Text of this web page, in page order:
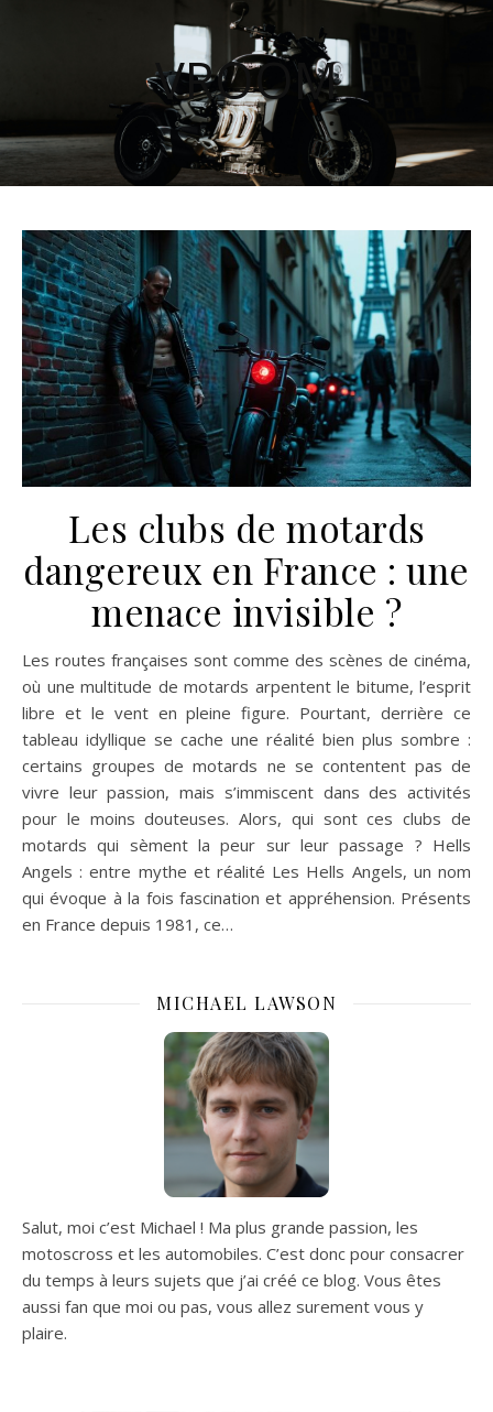
VROOM
Les clubs de motards
dangereux en France : une
menace invisible ?
Les routes françaises sont comme des scènes de cinéma,
où une multitude de motards arpentent le bitume, l’esprit
libre et le vent en pleine figure. Pourtant, derrière ce
tableau idyllique se cache une réalité bien plus sombre :
certains groupes de motards ne se contentent pas de
vivre leur passion, mais s’immiscent dans des activités
pour le moins douteuses. Alors, qui sont ces clubs de
motards qui sèment la peur sur leur passage ? Hells
Angels : entre mythe et réalité Les Hells Angels, un nom
qui évoque à la fois fascination et appréhension. Présents
en France depuis 1981, ce…
MICHAEL LAWSON
Salut, moi c’est Michael ! Ma plus grande passion, les
motoscross et les automobiles. C’est donc pour consacrer
du temps à leurs sujets que j’ai créé ce blog. Vous êtes
aussi fan que moi ou pas, vous allez surement vous y
plaire.